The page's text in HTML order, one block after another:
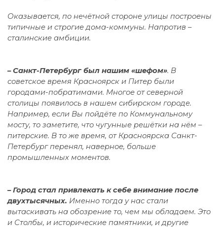
Оказывается, по нечётной стороне улицы построены
типичные и строгие дома-коммуны. Напротив –
сталинские амбиции.
–Санкт-Петербург был нашим «шефом». В
советское время Красноярск и Питер были
городами-побратимами. Многое от северной
столицы появилось в нашем сибирском городе.
Например, если Вы пойдёте по Коммунальному
мосту, то заметите, что чугунные решётки на нём –
питерские. В то же время, от Красноярска Санкт-
Петербург перенял, наверное, больше
промышленных моментов.
–Город стал привлекать к себе внимание после
двухтысячных. Именно тогда у нас стали
вытаскивать на обозрение то, чем мы обладаем. Это
и Столбы, и исторические памятники, и другие